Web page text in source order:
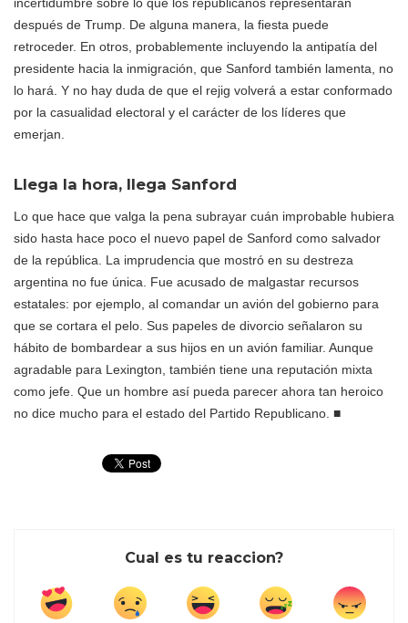
después de Trump. De alguna manera, la fiesta puede
retroceder. En otros, probablemente incluyendo la antipatía del
presidente hacia la inmigración, que Sanford también lamenta, no
lo hará. Y no hay duda de que el rejig volverá a estar conformado
por la casualidad electoral y el carácter de los líderes que
emerjan.
Llega la hora, llega Sanford
Lo que hace que valga la pena subrayar cuán improbable hubiera
sido hasta hace poco el nuevo papel de Sanford como salvador
de la república. La imprudencia que mostró en su destreza
argentina no fue única. Fue acusado de malgastar recursos
estatales: por ejemplo, al comandar un avión del gobierno para
que se cortara el pelo. Sus papeles de divorcio señalaron su
hábito de bombardear a sus hijos en un avión familiar. Aunque
agradable para Lexington, también tiene una reputación mixta
como jefe. Que un hombre así pueda parecer ahora tan heroico
no dice mucho para el estado del Partido Republicano. ■
Cual es tu reaccion?